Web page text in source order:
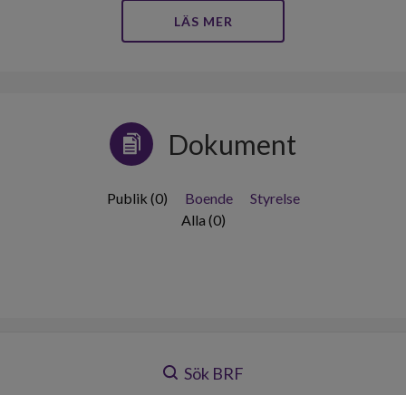
LÄS MER
Dokument
Publik (0) Boende
Styrelse
Alla (0)
Sök BRF